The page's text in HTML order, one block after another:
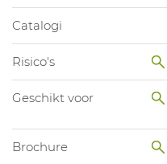
Catalogi
Risico's
Geschikt voor
Brochure